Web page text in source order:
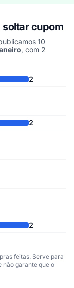
soltar cupom
10
, com 2
somando os
2
2
2
feitas. Serve para
não garante que o